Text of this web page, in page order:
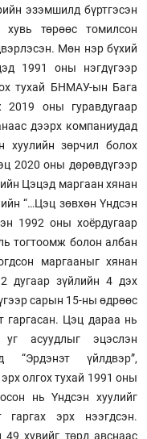
эзэмшилд бүртгэсэн
төрөөс томилсон
Мөн нэр бүхий
1991 оны нэгдүгээр
тухай БНМАУ-ын Бага
2019 оны гуравдугаар
дээрх компаниудад
хуулийн зөрчил болох
2020 оны дөрөвдүгээр
Цэцэд маргаан хянан
“…Цэц зөвхөн Үндсэн
1992 оны хоёрдугаар
тогтоомж болон албан
маргааныг хянан
дугаар зүйлийн 4 дэх
сарын 15-ны өдрөөс
гаргасан. Цэц дараа нь
асуудлыг эцэслэн
“Эрдэнэт үйлдвэр”,
олгох тухай 1991 оны
нь Үндсэн хуулийг
гаргах эрх нээгдсэн.
49 хувийг төрд авснаас